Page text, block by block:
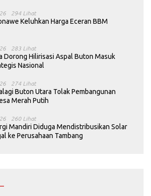
294 Lihat
Keluhkan Harga Eceran BBM
283 Lihat
Dorong Hilirisasi Aspal Buton Masuk
Nasional
274 Lihat
Buton Utara Tolak Pembangunan
Merah Putih
260 Lihat
Mandiri Diduga Mendistribusikan Solar
ke Perusahaan Tambang